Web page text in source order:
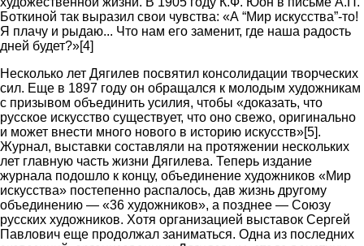
Боткиной так выразил свои чувства: «А “Мир искусства”-то!
Я плачу и рыдаю... Что нам его заменит, где наша радость
дней будет?»[4]
Несколько лет Дягилев посвятил консолидации творческих
сил. Еще в 1897 году он обращался к молодым художникам
с призывом объединить усилия, чтобы «доказать, что
русское искусство существует, что оно свежо, оригинально
и может внести много нового в историю искусств»[5].
Журнал, выставки составляли на протяжении нескольких
лет главную часть жизни Дягилева. Теперь издание
журнала подошло к концу, объединение художников «Мир
искусства» постепенно распалось, дав жизнь другому
объединению — «36 художников», а позднее — Союзу
русских художников. Хотя организацией выставок Сергей
Павлович еще продолжал заниматься. Одна из последних